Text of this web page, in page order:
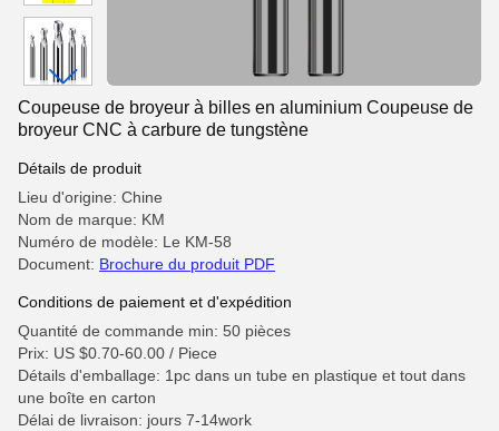
Coupeuse de broyeur à billes en aluminium Coupeuse de
broyeur CNC à carbure de tungstène
Détails de produit
Lieu d'origine: Chine
Nom de marque: KM
Numéro de modèle: Le KM-58
Document: Brochure du produit PDF
Conditions de paiement et d'expédition
Quantité de commande min: 50 pièces
Prix: US $0.70-60.00 / Piece
Détails d'emballage: 1pc dans un tube en plastique et tout dans
une boîte en carton
Délai de livraison: jours 7-14work